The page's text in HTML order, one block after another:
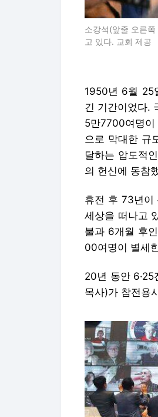
소강석(앞줄 오른
고 있다. 교회 제공
1950년 6월 25
긴 기간이었다.
5만7700여명
으로 막대한 규
달하는 압도적
의 헌신에 동참
휴전 후 73년이
세상을 떠나고
불과 6개월 후
00여명이 별세
20년 동안
목사)가 참전용